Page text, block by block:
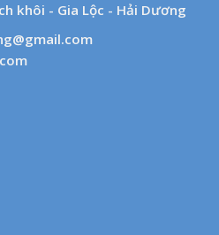
khôi - Gia Lộc - Hải Dương